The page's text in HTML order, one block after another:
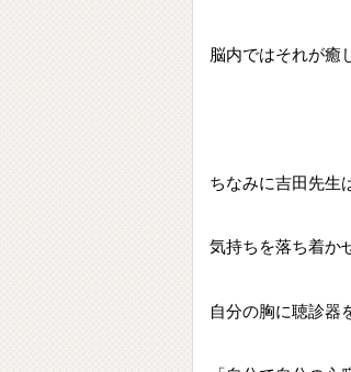
脳内ではそれが癒
ちなみに吉田先生
気持ちを落ち着か
自分の胸に聴診器